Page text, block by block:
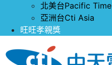
北美台Pacific Time
亞洲台Cti Asia
旺旺孝親獎